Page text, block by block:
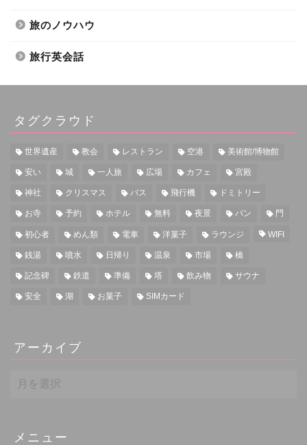
旅のノウハウ
旅行英会話
タグクラウド
世界遺産 教会 レストラン 空港 美術館/博物館
安い 城 一人旅 広場 カフェ 宮殿
神社 クリスマス バス 飛行機 ドミトリー
お寺 予約 ホテル 無料 夜景 パン 門
初心者 めん類 電車 洋菓子 ラウンジ WIFI
銭湯 噴水 日帰り 温泉 市場 橋
記念碑 鉄道 準備 塔 飲み物 サウナ
安全 湖 お菓子 SIMカード
アーカイブ
ー
ブメニュー